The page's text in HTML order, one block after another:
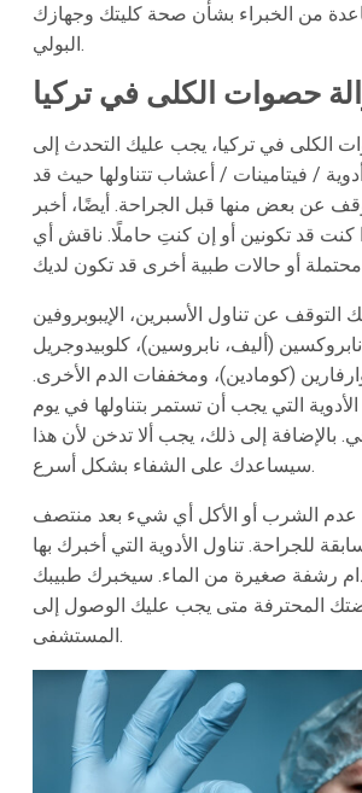
من الخبراء بشأن صحة كليتك وجهازك
البولي.
حصوات الكلى في تركيا
الكلى في تركيا، يجب عليك التحدث إلى
/ فيتامينات / أعشاب تتناولها حيث قد
عن بعض منها قبل الجراحة. أيضًا، أخبر
كنت قد تكونين أو إن كنتِ حاملًا. ناقش أي
عن تناول الأسبرين، الإيبوبروفين
(أليف، نابروسين)، كلوبيدوجريل
(كومادين)، ومخففات الدم الأخرى.
التي يجب أن تستمر بتناولها في يوم
بالإضافة إلى ذلك، يجب ألا تدخن لأن هذا
سيساعدك على الشفاء بشكل أسرع.
عدم الشرب أو الأكل أي شيء بعد منتصف
للجراحة. تناول الأدوية التي أخبرك بها
رشفة صغيرة من الماء. سيخبرك طبيبك
المحترفة متى يجب عليك الوصول إلى
المستشفى.